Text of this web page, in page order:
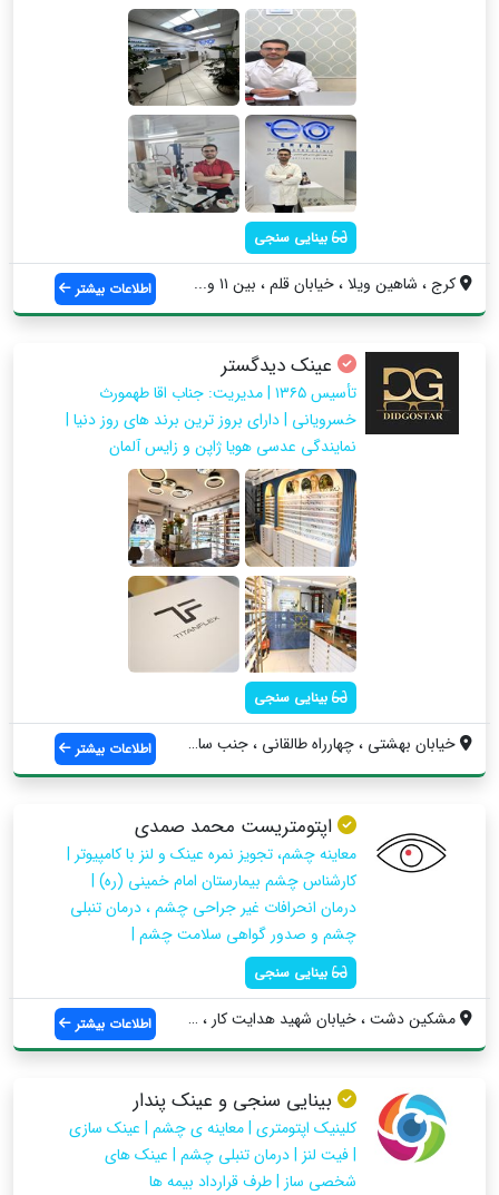
بینایی سنجی
کرج ، شاهین ویلا ، خیابان قلم ، بین ۱۱ و... اطلاعات بیشتر
عینک دیدگستر
تأسیس ١٣٦٥ | مدیریت: جناب اقا طهمورث
خسرویانی | دارای بروز ترین برند های روز دنیا |
نمایندگی عدسی هویا ژاپن و زایس آلمان
بینایی سنجی
خيابان بهشتي ، چهارراه طالقاني ، جنب ساخ... اطلاعات بیشتر
اپتومتریست محمد صمدی
معاینه چشم، تجویز نمره عینک و لنز با کامپیوتر |
کارشناس چشم بیمارستان امام خمینی (ره) |
درمان انحرافات غیر جراحی چشم ، درمان تنبلی
چشم و صدور گواهی سلامت چشم |
بینایی سنجی
مشکین دشت ، خیابان شهید هدایت کار ، مجتم... اطلاعات بیشتر
بینایی سنجی و عینک پندار
کلینیک اپتومتری | معاینه ی چشم | عینک سازی
| فیت لنز | درمان تنبلی چشم | عینک های
شخصی ساز | طرف قرارداد بیمه ها